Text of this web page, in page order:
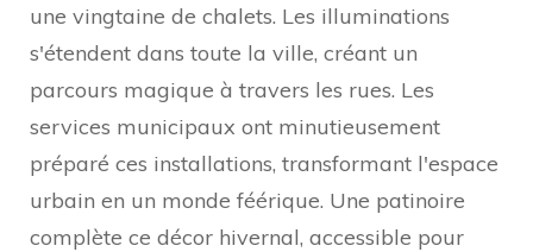
une vingtaine de chalets. Les illuminations
s'étendent dans toute la ville, créant un
parcours magique à travers les rues. Les
services municipaux ont minutieusement
préparé ces installations, transformant l'espace
urbain en un monde féérique. Une patinoire
complète ce décor hivernal, accessible pour